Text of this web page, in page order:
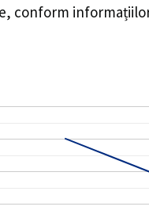
conform